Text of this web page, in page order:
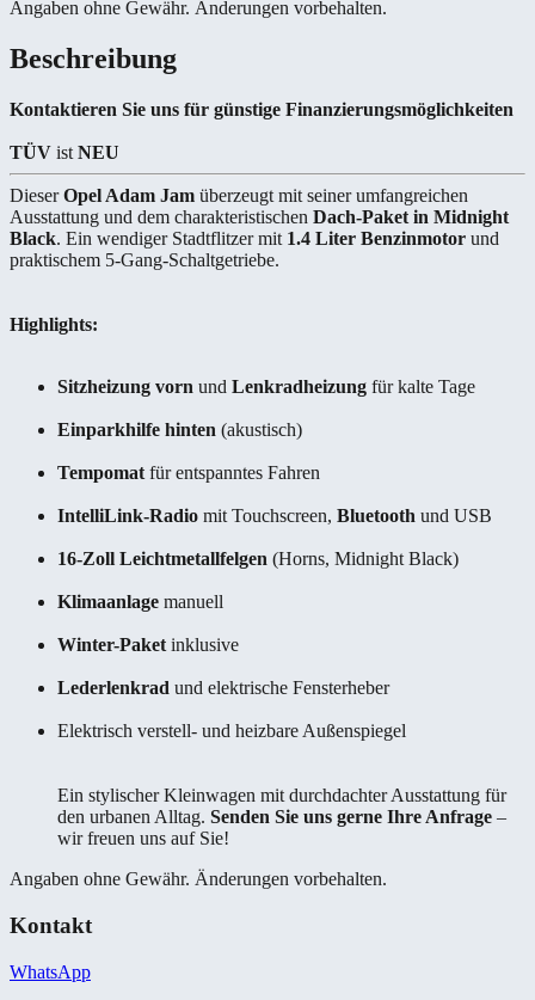
Angaben ohne Gewähr. Änderungen vorbehalten.
Beschreibung
Kontaktieren Sie uns für günstige Finanzierungsmöglichkeiten
TÜV ist NEU
DieserOpel Adam Jam überzeugt mit seiner umfangreichen
Ausstattung und dem charakteristischen Dach-Paket in Midnight
Black. Ein wendiger Stadtflitzer mit 1.4 Liter Benzinmotor und
praktischem 5-Gang-Schaltgetriebe.
Highlights:
Sitzheizung vorn und Lenkradheizung für kalte Tage
Einparkhilfe hinten (akustisch)
Tempomat für entspanntes Fahren
IntelliLink-Radio mit Touchscreen, Bluetooth und USB
16-Zoll Leichtmetallfelgen (Horns, Midnight Black)
Klimaanlage manuell
Winter-Paket inklusive
Lederlenkrad und elektrische Fensterheber
Elektrisch verstell- und heizbare Außenspiegel
Ein stylischer Kleinwagen mit durchdachter Ausstattung für
den urbanen Alltag. Senden Sie uns gerne Ihre Anfrage –
wir freuen uns auf Sie!
Angaben ohne Gewähr. Änderungen vorbehalten.
Kontakt
WhatsApp